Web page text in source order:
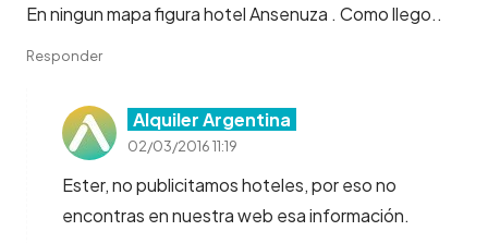
En ningun mapa figura hotel Ansenuza . Como llego..
Responder
Alquiler Argentina
02/03/2016 11:19
Ester, no publicitamos hoteles, por eso no
encontras en nuestra web esa información.